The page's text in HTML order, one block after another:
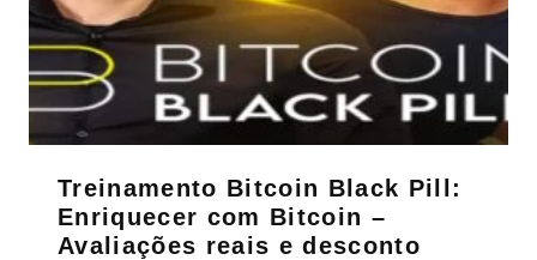
Treinamento Bitcoin Black Pill:
Enriquecer com Bitcoin –
Avaliações reais e desconto